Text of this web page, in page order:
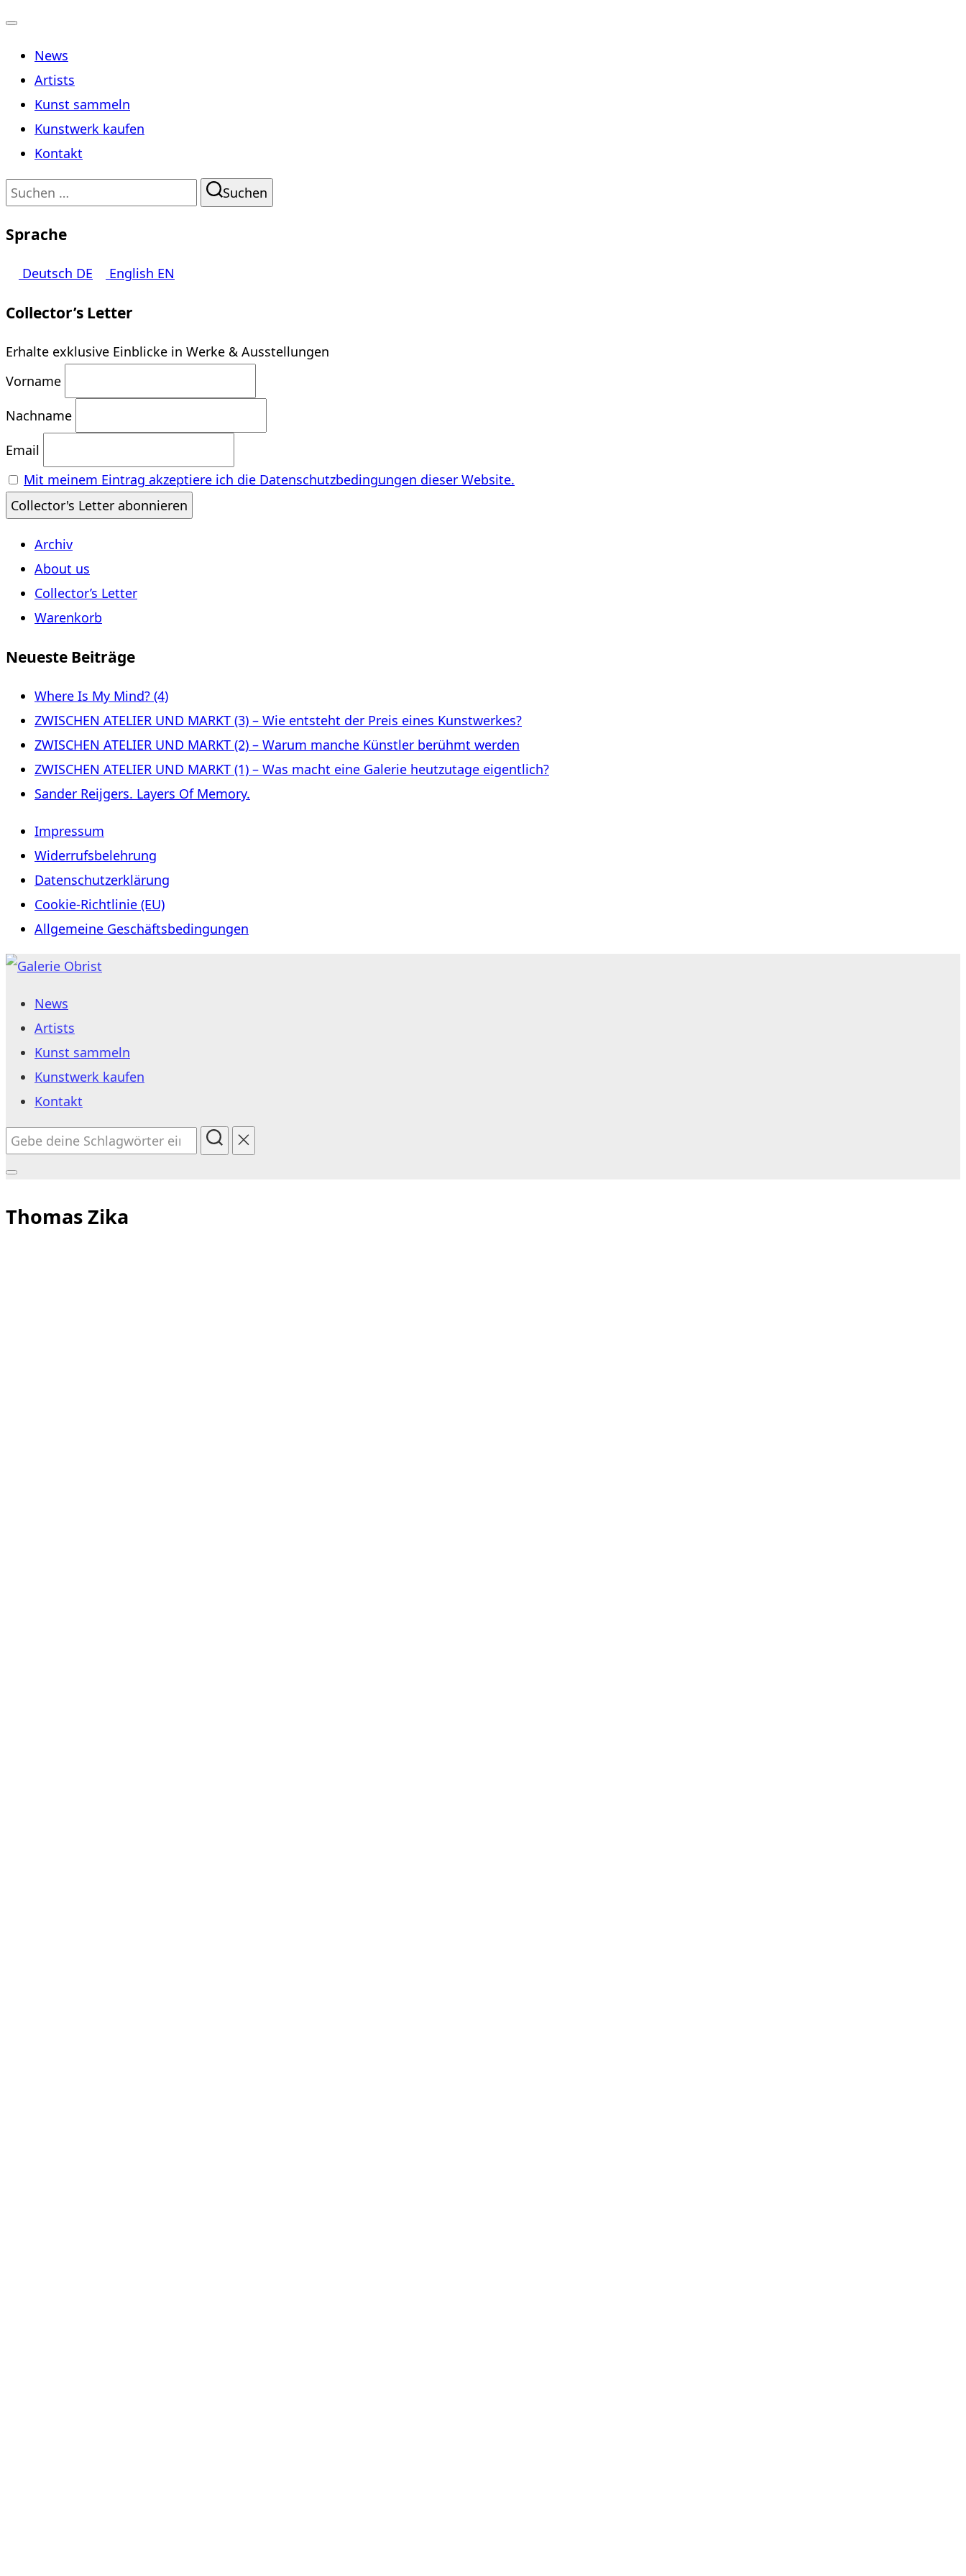
umschalten
News
Artists
Kunst sammeln
Kunstwerk kaufen
Kontakt
Suchen
Suchen
Sprache
Deutsch DE English EN
Collector’s Letter
Erhalte exklusive Einblicke in Werke & Ausstellungen
Vorname
Nachname
Email
Mit meinem Eintrag akzeptiere ich die Datenschutzbedingungen dieser Website.
Archiv
About us
Collector’s Letter
Warenkorb
Neueste Beiträge
Where Is My Mind? (4)
ZWISCHEN ATELIER UND MARKT (3) – Wie entsteht der Preis eines Kunstwerkes?
ZWISCHEN ATELIER UND MARKT (2) – Warum manche Künstler berühmt werden
ZWISCHEN ATELIER UND MARKT (1) – Was macht eine Galerie heutzutage eigentlich?
Sander Reijgers. Layers Of Memory.
Impressum
Widerrufsbelehrung
Datenschutzerklärung
Cookie-Richtlinie (EU)
Allgemeine Geschäftsbedingungen
Zum
springen
News
Artists
Kunst sammeln
Kunstwerk kaufen
Kontakt
Suchen
&
Thomas Zika